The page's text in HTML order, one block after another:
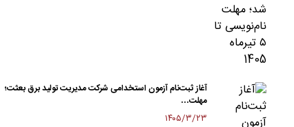
آغاز ثبت‌نام آزمون استخدامی شرکت مدیریت تولید برق بعثت؛
مهلت…
۱۴۰۵/۳/۲۳